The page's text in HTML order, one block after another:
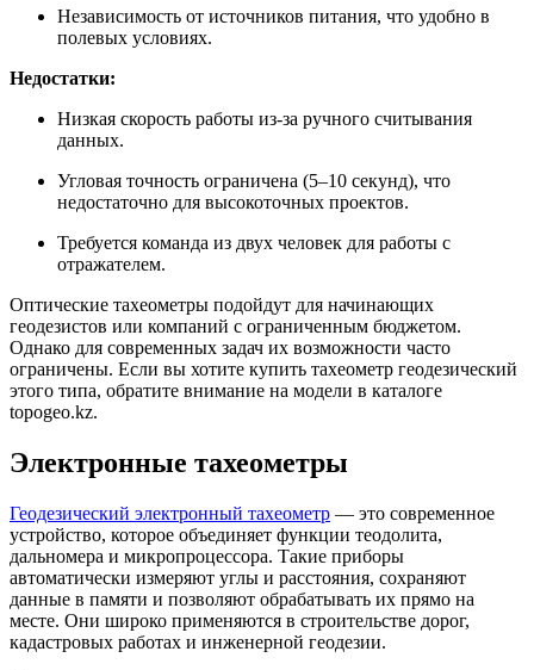
Независимость от источников питания, что удобно в
полевых условиях.
Недостатки:
Низкая скорость работы из-за ручного считывания
данных.
Угловая точность ограничена (5–10 секунд), что
недостаточно для высокоточных проектов.
Требуется команда из двух человек для работы с
отражателем.
Оптические тахеометры подойдут для начинающих
геодезистов или компаний с ограниченным бюджетом.
Однако для современных задач их возможности часто
ограничены. Если вы хотите купить тахеометр геодезический
этого типа, обратите внимание на модели в каталоге
topogeo.kz.
Электронные тахеометры
Геодезический электронный тахеометр — это современное
устройство, которое объединяет функции теодолита,
дальномера и микропроцессора. Такие приборы
автоматически измеряют углы и расстояния, сохраняют
данные в памяти и позволяют обрабатывать их прямо на
месте. Они широко применяются в строительстве дорог,
кадастровых работах и инженерной геодезии.